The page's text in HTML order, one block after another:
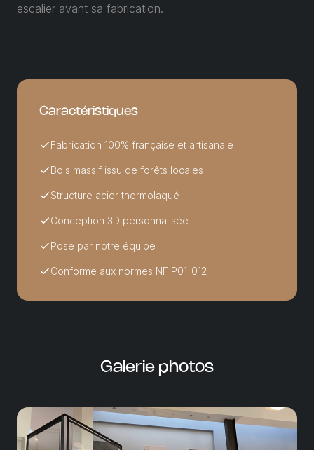
escalier avant sa fabrication.
Caractéristiques
Fabrication 100% française et artisanale
Bois massif issu de forêts locales
Structure acier thermolaqué
Conception 3D personnalisée
Pose par notre équipe
Conforme aux normes NF P01-012
Galerie photos